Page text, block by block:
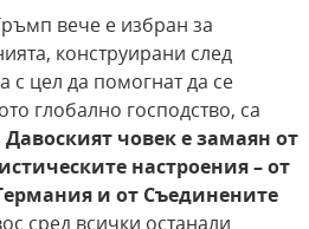
вече е избран за
конструирани след
с цел да помогнат да се
глобално господство, са
Давоският човек е замаян от
настроения – от
и от Съединените
сред всички останали